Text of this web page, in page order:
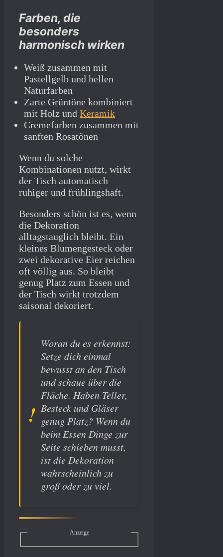
Farben, die
besonders
harmonisch wirken
Weiß zusammen mit
Pastellgelb und hellen
Naturfarben
Zarte Grüntöne kombiniert
mit Holz und Keramik
Cremefarben zusammen mit
sanften Rosatönen
Wenn du solche
Kombinationen nutzt, wirkt
der Tisch automatisch
ruhiger und frühlingshaft.
Besonders schön ist es, wenn
die Dekoration
alltagstauglich bleibt. Ein
kleines Blumengesteck oder
zwei dekorative Eier reichen
oft völlig aus. So bleibt
genug Platz zum Essen und
der Tisch wirkt trotzdem
saisonal dekoriert.
Woran du es erkennst:
Setze dich einmal
bewusst an den Tisch
und schaue über die
Fläche. Haben Teller,
Besteck und Gläser
genug Platz? Wenn du
beim Essen Dinge zur
Seite schieben musst,
ist die Dekoration
wahrscheinlich zu
groß oder zu viel.
Anzeige